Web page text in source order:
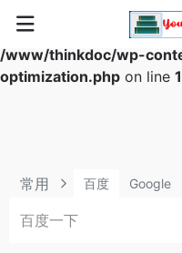
Warning
: Array to string
/www/thinkdoc/wp-
optimization.php on line
常用 百度 Google